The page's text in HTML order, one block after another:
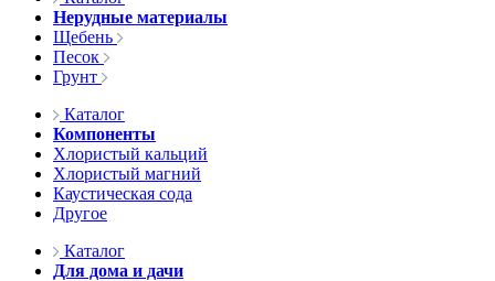
Нерудные материалы
Щебень
Песок
Грунт
Каталог
Компоненты
Хлористый кальций
Хлористый магний
Каустическая сода
Другое
Каталог
Для дома и дачи